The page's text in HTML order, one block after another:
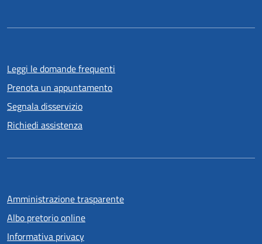
Leggi le domande frequenti
Prenota un appuntamento
Segnala disservizio
Richiedi assistenza
Amministrazione trasparente
Albo pretorio online
Informativa privacy